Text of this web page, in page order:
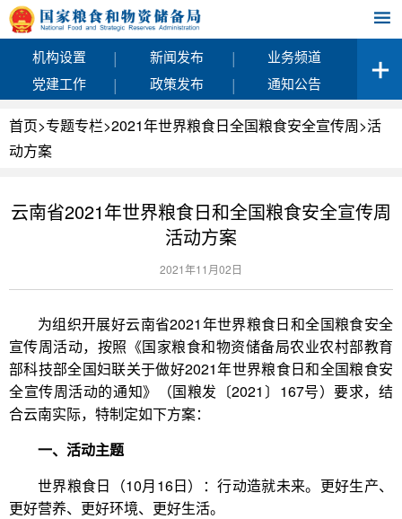
机构设置 | 新闻发布 |
业务频道
党建工作
| 政策发布 | 通知公告
首页>专题专栏>2021年世界粮食日全国粮食安全宣传周>活
动方案
云南省2021年世界粮食日和全国粮食安全宣传周
活动方案
2021年11月02日
为组织开展好云南省2021年世界粮食日和全国粮食安全
宣传周活动，按照《国家粮食和物资储备局农业农村部教育
部科技部全国妇联关于做好2021年世界粮食日和全国粮食安
全宣传周活动的通知》（国粮发〔2021〕167号）要求，结
合云南实际，特制定如下方案：
一、活动主题
世界粮食日（10月16日）：行动造就未来。更好生产、
更好营养、更好环境、更好生活。